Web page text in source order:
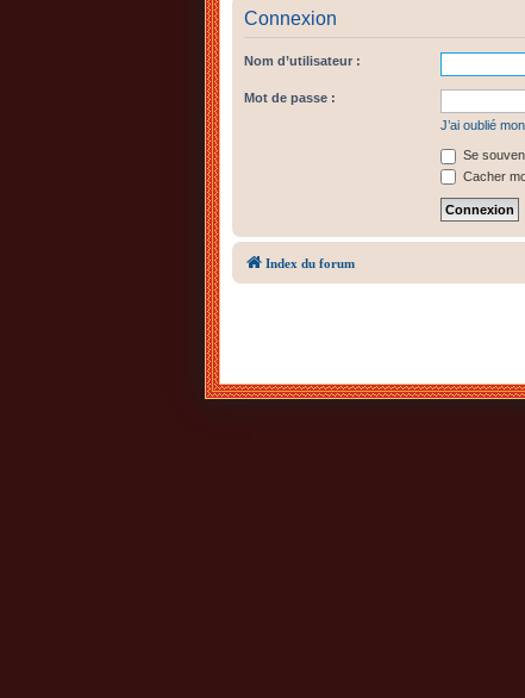
Connexion
Nom d’utilisateur :
Mot de passe :
J’ai oublié
Se
Cacher
Index du forum